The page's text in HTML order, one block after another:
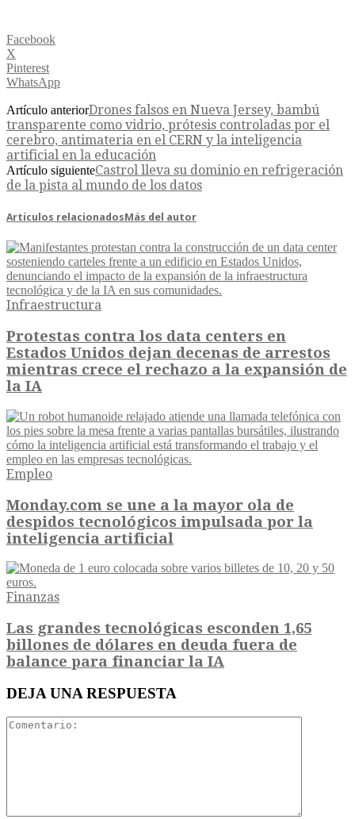
Facebook
X
Pinterest
WhatsApp
Artículo anteriorDrones falsos en Nueva Jersey, bambú
transparente como vidrio, prótesis controladas por el
cerebro, antimateria en el CERN y la inteligencia
artificial en la educación
Artículo siguienteCastrol lleva su dominio en refrigeración
de la pista al mundo de los datos
Artículos relacionadosMás del autor
Infraestructura
Protestas contra los data centers en
Estados Unidos dejan decenas de arrestos
mientras crece el rechazo a la expansión de
la IA
Empleo
Monday.com se une a la mayor ola de
despidos tecnológicos impulsada por la
inteligencia artificial
Finanzas
Las grandes tecnológicas esconden 1,65
billones de dólares en deuda fuera de
balance para financiar la IA
DEJA UNA RESPUESTA